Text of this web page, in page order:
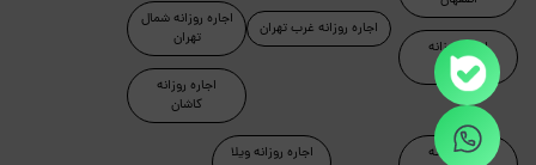
اجاره روزانه
رامسر
اجاره روزانه غرب تهران
اجاره روزانه شمال
تهران
اجاره روزانه
کاشان
اجاره روزانه
اجاره روزانه ویلا